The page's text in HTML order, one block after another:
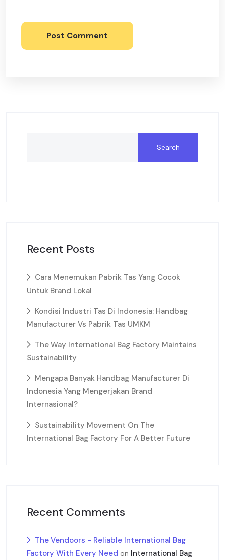
Post Comment
Search
Recent Posts
Cara Menemukan Pabrik Tas Yang Cocok
Untuk Brand Lokal
Kondisi Industri Tas Di Indonesia: Handbag
Manufacturer Vs Pabrik Tas UMKM
The Way International Bag Factory Maintains
Sustainability
Mengapa Banyak Handbag Manufacturer Di
Indonesia Yang Mengerjakan Brand
Internasional?
Sustainability Movement On The
International Bag Factory For A Better Future
Recent Comments
The Vendoors - Reliable International Bag
Factory With Every Need on International Bag